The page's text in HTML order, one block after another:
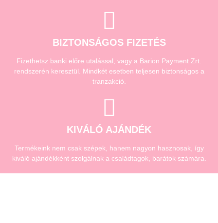
BIZTONSÁGOS FIZETÉS
Fizethetsz banki előre utalással, vagy a Barion Payment Zrt.
rendszerén keresztül. Mindkét esetben teljesen biztonságos a
tranzakció.
KIVÁLÓ AJÁNDÉK
Termékeink nem csak szépek, hanem nagyon hasznosak, így
kiváló ajándékként szolgálnak a családtagok, barátok számára.